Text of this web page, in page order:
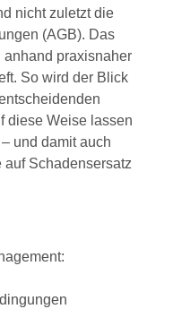
nicht zuletzt die
(AGB). Das
praxisnaher
So wird der Blick
diese Weise lassen
und damit auch
auf Schadensersatz